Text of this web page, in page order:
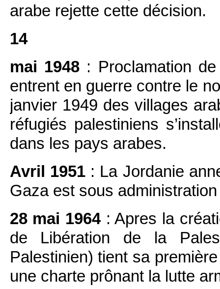
arabe rejette cette décision.
14
mai 1948 : Proclamation
entrent en guerre contre le
janvier 1949 des villages
réfugiés palestiniens
dans les pays arabes.
Avril 1951: La Jordanie
Gaza est sous
28 mai 1964: Apres la
de Libération de la
Palestinien) tient sa
une charte prônant la lutte